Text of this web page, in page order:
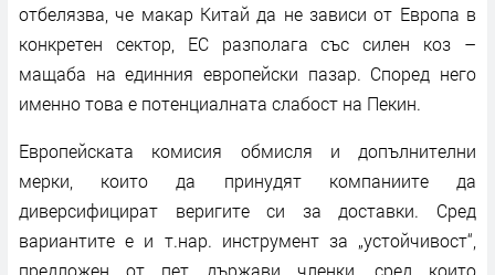
отбелязва, че макар Китай да не зависи от Европа в
конкретен сектор, ЕС разполага със силен коз –
мащаба на единния европейски пазар. Според него
именно това е потенциалната слабост на Пекин.
Европейската комисия обмисля и допълнителни
мерки, които да принудят компаниите да
диверсифицират веригите си за доставки. Сред
вариантите е и т.нар. инструмент за „устойчивост“,
предложен от пет държави членки, сред които